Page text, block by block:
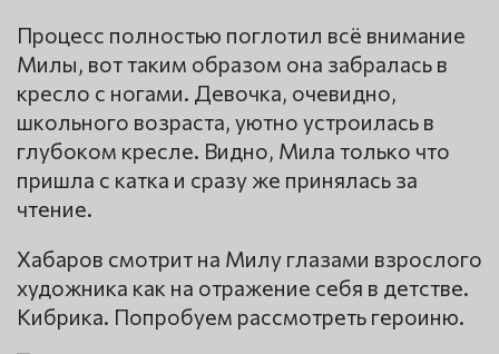
Процесс полностью поглотил всё внимание
Милы, вот таким образом она забралась в
кресло с ногами. Девочка, очевидно,
школьного возраста, уютно устроилась в
глубоком кресле. Видно, Мила только что
пришла с катка и сразу же принялась за
чтение.
Хабаров смотрит на Милу глазами взрослого
художника как на отражение себя в детстве.
Кибрика. Попробуем рассмотреть героиню.